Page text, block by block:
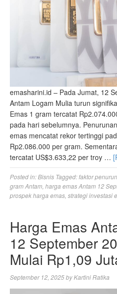
emasharini.id – Pada Jumat, 12
Antam Logam Mulia turun
Emas 1 gram tercatat
pada hari sebelumnya.
emas mencatat rekor tertinggi
Rp2.086.000 per gram.
tercatat US$3.633,22 per troy …
Posted in:Bisnis Tagged:faktor
gram Antam, harga emas Antam 12
prospek harga emas, strategi investasi
Harga Emas
12 September
Mulai Rp1,09
September 12, 2025byKartini Ratika